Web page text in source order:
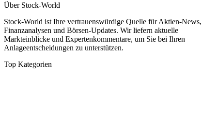
Über Stock-World
Stock-World ist Ihre vertrauenswürdige Quelle für Aktien-News,
Finanzanalysen und Börsen-Updates. Wir liefern aktuelle
Markteinblicke und Expertenkommentare, um Sie bei Ihren
Anlageentscheidungen zu unterstützen.
Top Kategorien